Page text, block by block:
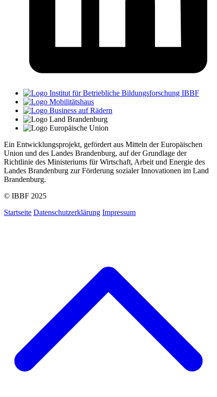
Ein Entwicklungsprojekt, gefördert aus Mitteln der Europäischen
Union und des Landes Brandenburg, auf der Grundlage der
Richtlinie des Ministeriums für Wirtschaft, Arbeit und Energie des
Landes Brandenburg zur Förderung sozialer Innovationen im Land
Brandenburg.
© IBBF 2025
Startseite Datenschutzerklärung Impressum